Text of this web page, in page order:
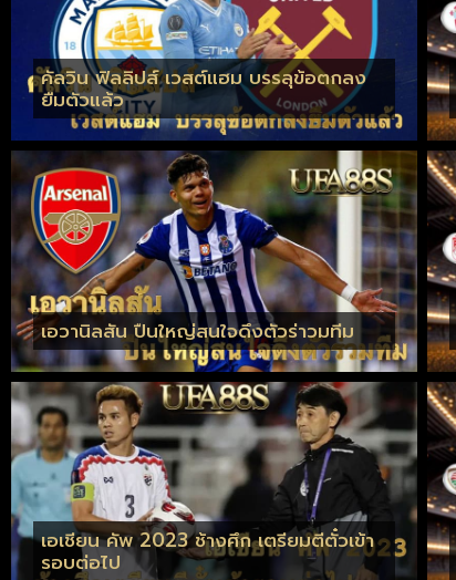
คัลวิน ฟิลลิปส์ เวสต์แฮม บรรลุข้อตกลง
ยืมตัวแล้ว
เอวานิลสัน ปืนใหญ่สนใจดึงตัวร่าวมทีม
เอเชียน คัพ 2023 ช้างศึก เตรียมตีตั๋วเข้า
รอบต่อไป